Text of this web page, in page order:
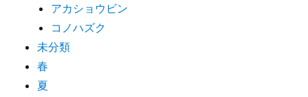
アカショウビン
コノハズク
未分類
春
夏